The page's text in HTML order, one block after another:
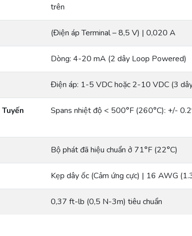
trên
(Điện áp Terminal – 8,5 V) | 0,020 A
Dòng: 4-20 mA (2 dây Loop Powered)
Điện áp: 1-5 VDC hoặc 2-10 VDC (3
Spans nhiệt độ < 500°F (260°C): +/-
Bộ phát đã hiệu chuẩn ở 71°F (22°C)
Kẹp dây ốc (Cảm ứng cực) | 16 AWG
0,37 ft-lb (0,5 N-3m) tiêu chuẩn